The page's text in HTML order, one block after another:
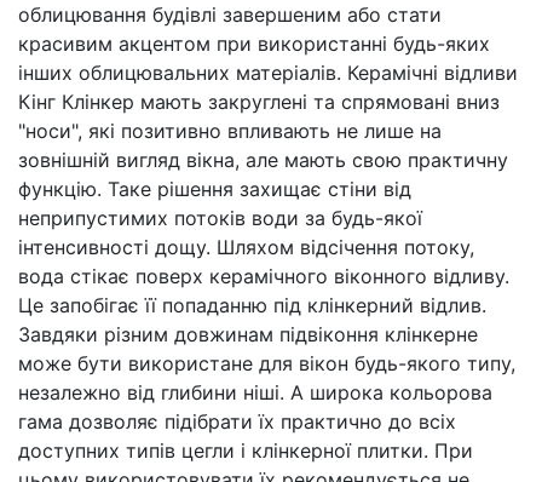
облицювання будівлі завершеним або стати
красивим акцентом при використанні будь-яких
інших облицювальних матеріалів. Керамічні відливи
Кінг Клінкер мають закруглені та спрямовані вниз
"носи", які позитивно впливають не лише на
зовнішній вигляд вікна, але мають свою практичну
функцію. Таке рішення захищає стіни від
неприпустимих потоків води за будь-якої
інтенсивності дощу. Шляхом відсічення потоку,
вода стікає поверх керамічного віконного відливу.
Це запобігає її попаданню під клінкерний відлив.
Завдяки різним довжинам підвіконня клінкерне
може бути використане для вікон будь-якого типу,
незалежно від глибини ніші. А широка кольорова
гама дозволяє підібрати їх практично до всіх
доступних типів цегли і клінкерної плитки. При